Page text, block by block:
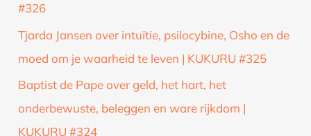
#326
Tjarda Jansen over intuïtie, psilocybine, Osho en de
moed om je waarheid te leven | KUKURU #325
Baptist de Pape over geld, het hart, het
onderbewuste, beleggen en ware rijkdom |
KUKURU #324